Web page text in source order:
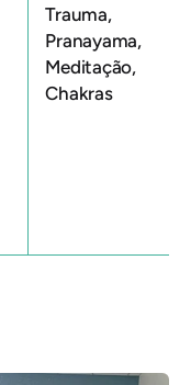
Trauma,
Pranayama,
Meditação,
Chakras